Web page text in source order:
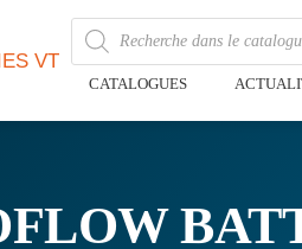
CATALOGUES